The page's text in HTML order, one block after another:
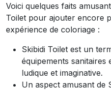
Voici quelques faits
Toilet pour ajouter encore
expérience de coloriage :
Skibidi Toilet est un
équipements sanitaires
ludique et imaginative.
Un aspect amusant de